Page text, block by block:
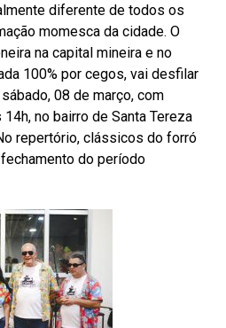
diferente de todos os
momesca da cidade. O
na capital mineira e no
100% por cegos, vai desfilar
08 de março, com
no bairro de Santa Tereza
repertório, clássicos do forró
do período